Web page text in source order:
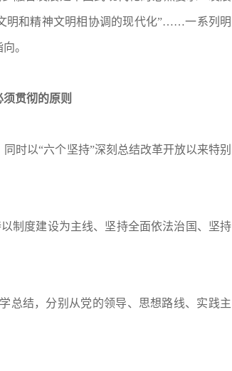
明和精神文明相协调的现代化”……一系列明
。
贯彻的原则
时以“六个坚持”深刻总结改革开放以来特别
制度建设为主线、坚持全面依法治国、坚持
结，分别从党的领导、思想路线、实践主